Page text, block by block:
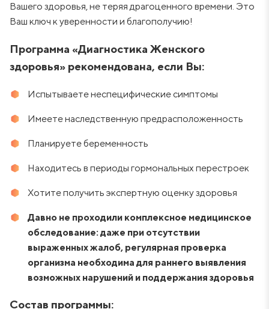
Вашего здоровья, не теряя драгоценного времени. Это
Ваш ключ к уверенности и благополучию!
Программа «Диагностика Женского
здоровья» рекомендована, если Вы:
Испытываете неспецифические симптомы
Имеете наследственную предрасположенность
Планируете беременность
Находитесь в периоды гормональных перестроек
Хотите получить экспертную оценку здоровья
Давно не проходили комплексное медицинское
обследование: даже при отсутствии
выраженных жалоб, регулярная проверка
организма необходима для раннего выявления
возможных нарушений и поддержания здоровья
Состав программы: